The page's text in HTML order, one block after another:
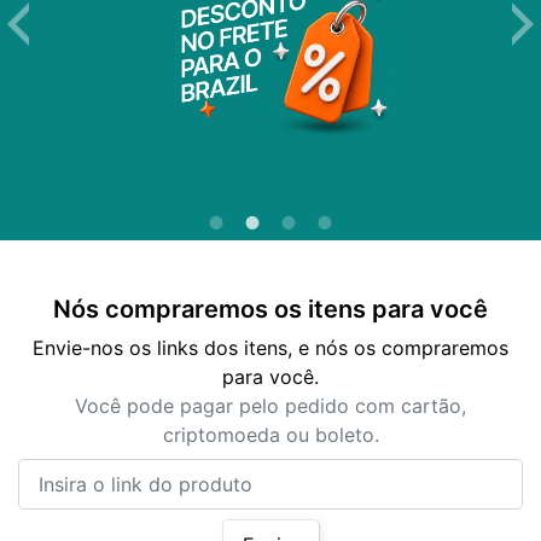
Nós compraremos os itens para você
Envie-nos os links dos itens, e nós os compraremos
para você.
Você pode pagar pelo pedido com cartão,
criptomoeda ou boleto.